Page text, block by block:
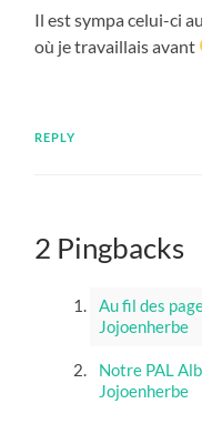
Il est sympa celui-ci
où je travaillais avant
REPLY
2 Pingbacks
Au fil des
Jojoenherbe
Notre PAL
Jojoenherbe